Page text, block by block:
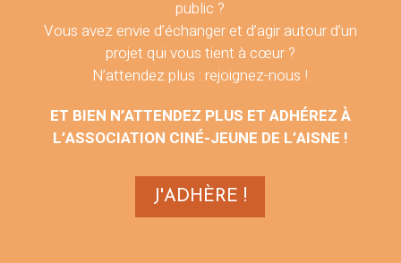
Vous vous intéressez à la création pour le jeune
public ?
Vous avez envie d’échanger et d’agir autour d’un
N’attendez plus : rejoignez-nous !
L’ASSOCIATION CINÉ-JEUNE DE L’AISNE !